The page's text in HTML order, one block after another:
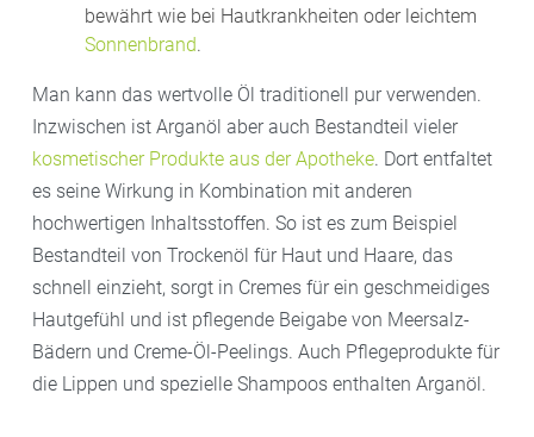
bewährt wie bei Hautkrankheiten oder leichtem
Sonnenbrand.
Man kann das wertvolle Öl traditionell pur verwenden.
Inzwischen ist Arganöl aber auch Bestandteil vieler
kosmetischer Produkte aus der Apotheke. Dort entfaltet
es seine Wirkung in Kombination mit anderen
hochwertigen Inhaltsstoffen. So ist es zum Beispiel
Bestandteil von Trockenöl für Haut und Haare, das
schnell einzieht, sorgt in Cremes für ein geschmeidiges
Hautgefühl und ist pflegende Beigabe von Meersalz-
Bädern und Creme-Öl-Peelings. Auch Pflegeprodukte für
die Lippen und spezielle Shampoos enthalten Arganöl.